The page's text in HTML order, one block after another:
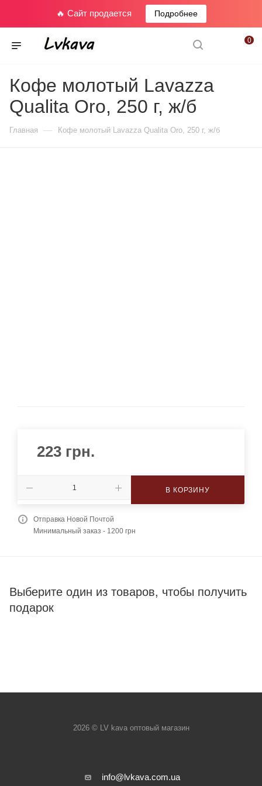
🔥 Сайт продается Подробнее
0
Кофе молотый Lavazza
Qualita Oro, 250 г, ж/б
Главная — Кофе молотый Lavazza Qualita Oro, 250 г, ж/б
223 грн.
В КОРЗИНУ
Отправка Новой Почтой
Минимальный заказ - 1200 грн
Выберите один из товаров, чтобы получить
подарок
2026 © LV kava оптовый магазин
info@lvkava.com.ua